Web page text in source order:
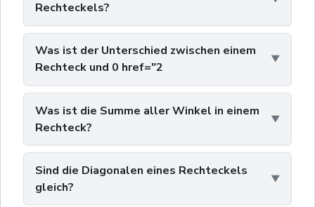
Rechteckels?
Was ist der Unterschied zwischen einem
Rechteck und 0 href="2
Was ist die Summe aller Winkel in einem
Rechteck?
Sind die Diagonalen eines Rechteckels
gleich?